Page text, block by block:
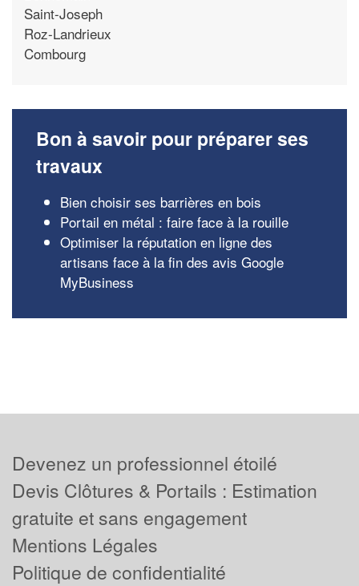
Saint-Joseph
Roz-Landrieux
Combourg
Bon à savoir pour préparer ses
travaux
Bien choisir ses barrières en bois
Portail en métal : faire face à la rouille
Optimiser la réputation en ligne des
artisans face à la fin des avis Google
MyBusiness
Devenez un professionnel étoilé
Devis Clôtures & Portails : Estimation
gratuite et sans engagement
Mentions Légales
Politique de confidentialité